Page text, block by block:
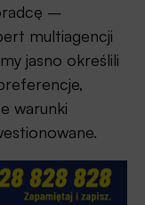
–
multiagencji
jasno określili
warunki